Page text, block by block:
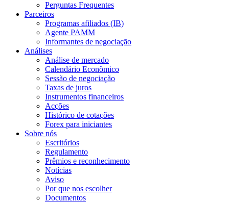
Perguntas Frequentes
Parceiros
Programas afiliados (IB)
Agente PAMM
Informantes de negociação
Análises
Análise de mercado
Calendário Econômico
Sessão de negociação
Taxas de juros
Instrumentos financeiros
Acções
Histórico de cotações
Forex para iniciantes
Sobre nós
Escritórios
Regulamento
Prêmios e reconhecimento
Notícias
Aviso
Por que nos escolher
Documentos